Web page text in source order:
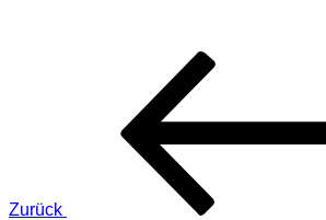
Beitragsnavigation
Zurück